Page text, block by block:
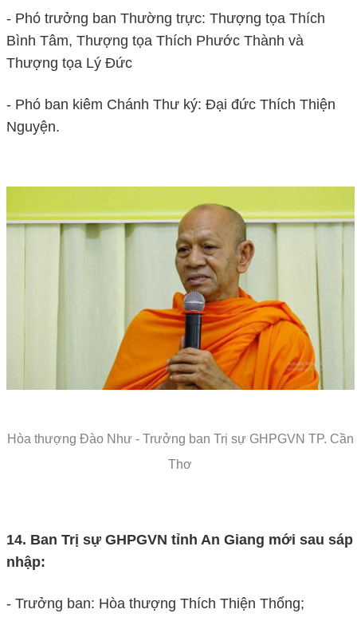
- Phó trưởng ban Thường trực: Thượng tọa Thích
Bình Tâm, Thượng tọa Thích Phước Thành và
Thượng tọa Lý Đức
- Phó ban kiêm Chánh Thư ký: Đại đức Thích Thiện
Nguyện.
Hòa thượng Đào Như - Trưởng ban Trị sự GHPGVN TP. Cần
Thơ
14. Ban Trị sự GHPGVN tỉnh An Giang mới sau sáp
nhập:
- Trưởng ban: Hòa thượng Thích Thiện Thống;